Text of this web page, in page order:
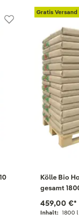
Gratis Versand
Kölle Bio
gesamt
Inhalt: 1800 l
459,00 €*